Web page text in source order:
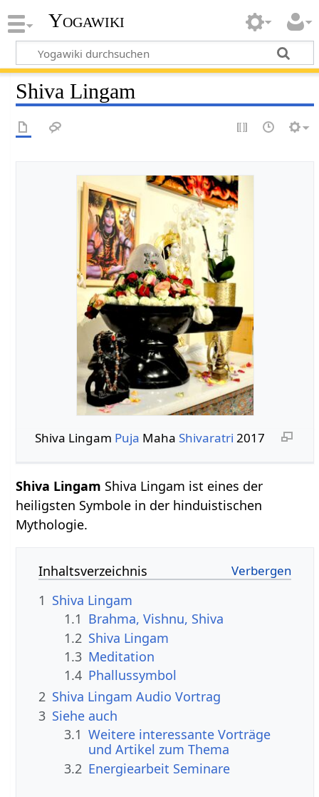
Yogawiki
Shiva Lingam
Shiva Lingam Puja Maha Shivaratri 2017
Shiva Lingam Shiva Lingam ist eines der
heiligsten Symbole in der hinduistischen
Mythologie.
Inhaltsverzeichnis
1 Shiva Lingam
1.1 Brahma, Vishnu, Shiva
1.2 Shiva Lingam
1.3 Meditation
1.4 Phallussymbol
2 Shiva Lingam Audio Vortrag
3 Siehe auch
3.1 Weitere interessante Vorträge
und Artikel zum Thema
3.2 Energiearbeit Seminare